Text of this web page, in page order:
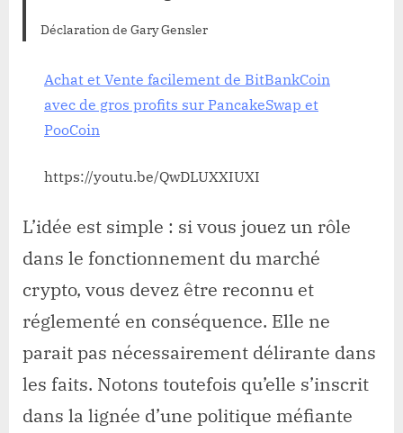
Déclaration de Gary Gensler
Achat et Vente facilement de BitBankCoin
avec de gros profits sur PancakeSwap et
PooCoin
https://youtu.be/QwDLUXXIUXI
L’idée est simple : si vous jouez un rôle
dans le fonctionnement du marché
crypto, vous devez être reconnu et
réglementé en conséquence. Elle ne
parait pas nécessairement délirante dans
les faits. Notons toutefois qu’elle s’inscrit
dans la lignée d’une politique méfiante